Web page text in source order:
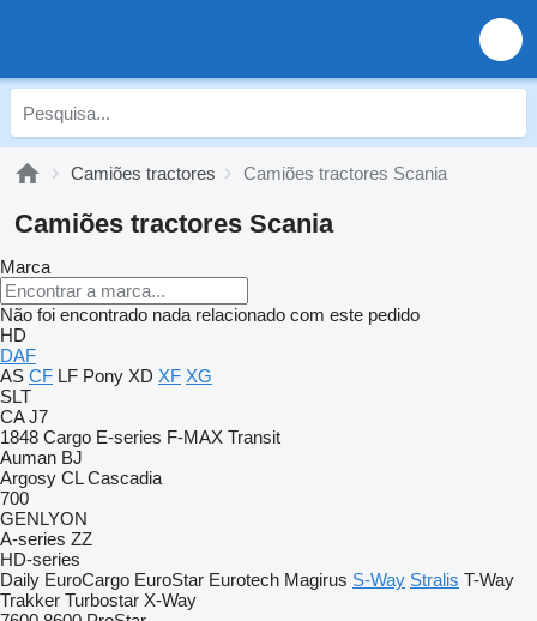
Camiões tractores Camiões tractores Scania
Camiões tractores Scania
Marca
Não foi encontrado nada relacionado com este pedido
HD
DAF
AS CF LF Pony XD XF XG
SLT
CA J7
1848 Cargo E-series F-MAX Transit
Auman BJ
Argosy CL Cascadia
700
GENLYON
A-series ZZ
HD-series
Daily EuroCargo EuroStar Eurotech Magirus S-Way Stralis T-Way
Trakker Turbostar X-Way